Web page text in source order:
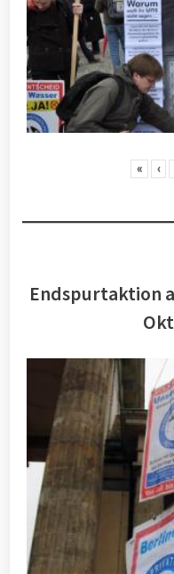
« ‹
Endspurtaktion